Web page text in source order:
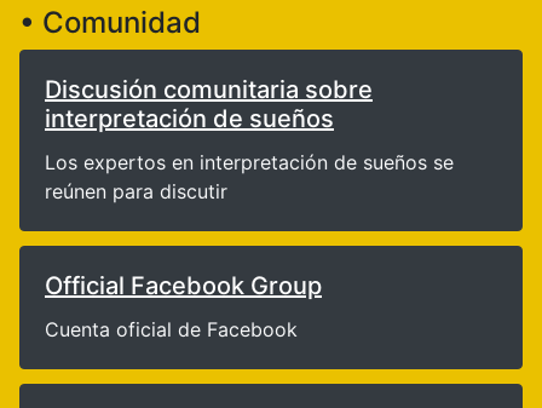
• Comunidad
Discusión comunitaria sobre
interpretación de sueños
Los expertos en interpretación de sueños se
reúnen para discutir
Official Facebook Group
Cuenta oficial de Facebook